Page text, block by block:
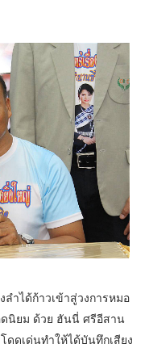
ได้ก้าวเข้าสู่วงการหมอ
ดนิยม ด้วย ฮันนี่ ศรีอีสาน
ดดเด่นทำให้ได้บันทึกเสียง